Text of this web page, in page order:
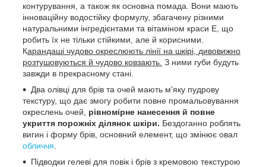
контурування, а також як основна помада. Вони мають
інноваційну водостійку формулу, збагачену різними
натуральними інгредієнтами та вітаміном краси Е, що
робить їх не тільки стійкими, але й корисними.
Карандаші чудово окреслюють лінії на шкірі, дивовижно
розтушовуються й чудово ковзають. З ними губи будуть
завжди в прекрасному стані.
Два олівці для брів та очей мають м'яку пудрову
текстуру, що дає змогу робити повне промальовування
окреслень очей, рівномірне нанесення й повне
укриття порожніх ділянок шкіри. Бездоганно роблять
вигин і форму брів, основний елемент, що змінює овал
обличчя
Підводки гелеві для повік і брів з кремовою текстурою